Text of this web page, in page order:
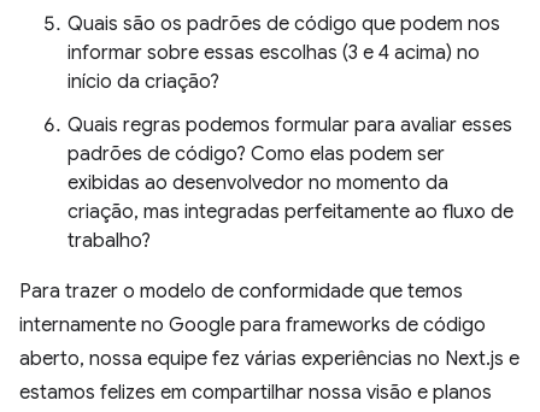
Quais são os padrões de código que podem nos
informar sobre essas escolhas (3 e 4 acima) no
início da criação?
Quais regras podemos formular para avaliar esses
padrões de código? Como elas podem ser
exibidas ao desenvolvedor no momento da
criação, mas integradas perfeitamente ao fluxo de
trabalho?
Para trazer o modelo de conformidade que temos
internamente no Google para frameworks de código
aberto, nossa equipe fez várias experiências no Next.js e
estamos felizes em compartilhar nossa visão e planos